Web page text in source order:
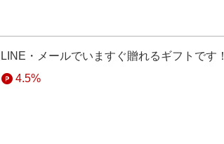
LINE・メールでいますぐ贈れるギフトです！
4.5%